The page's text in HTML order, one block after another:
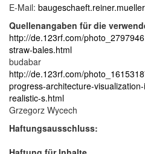
E-Mail:
Quellenangaben für die
http://de.123rf.com/
straw-bales.html
budabar
http://de.123rf.com/
progress-architecture-
realistic-s.html
Grzegorz Wycech
Haftungsausschluss: